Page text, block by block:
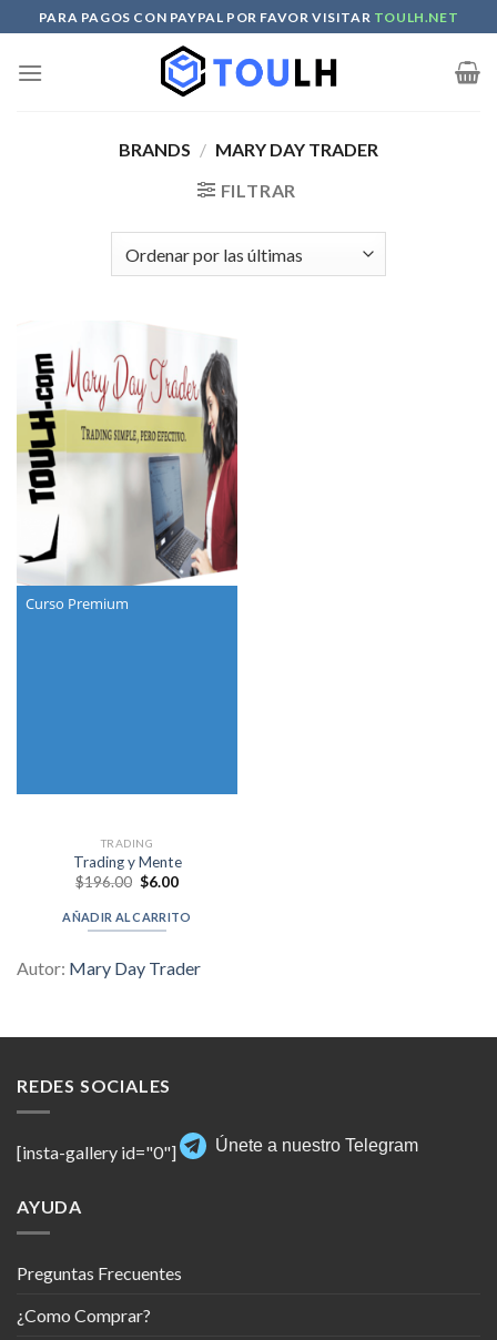
to
content
PARA PAGOS CON PAYPAL POR FAVOR VISITAR TOULH.NET
BRANDS / MARY DAY TRADER
FILTRAR
Curso Premium
TRADING
Trading y Mente
$196.00 Original
was:
$196.00.
$6.00Current
is:
$6.00.
AÑADIR AL CARRITO
Autor: Mary Day Trader
REDES SOCIALES
[insta-gallery id="0"] Únete a nuestro Telegram
AYUDA
Preguntas Frecuentes
¿Como Comprar?